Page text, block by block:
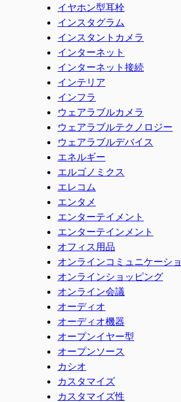
イヤホン型耳栓
インスタグラム
インスタントカメラ
インターネット
インターネット接続
インテリア
インフラ
ウェアラブルカメラ
ウェアラブルテクノロジー
ウェアラブルデバイス
エネルギー
エルゴノミクス
エレコム
エンタメ
エンターテイメント
エンターテインメント
オフィス用品
オンラインコミュニケーシ
オンラインショッピング
オンライン会議
オーディオ
オーディオ機器
オープンイヤー型
オープンソース
カシオ
カスタマイズ
カスタマイズ性